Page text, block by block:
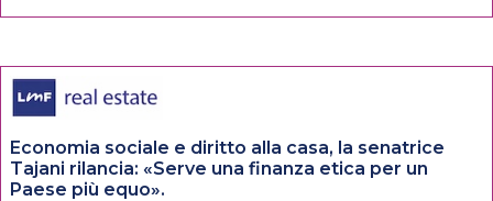
Economia sociale e diritto alla casa, la senatrice
Tajani rilancia: «Serve una finanza etica per un
Paese più equo».